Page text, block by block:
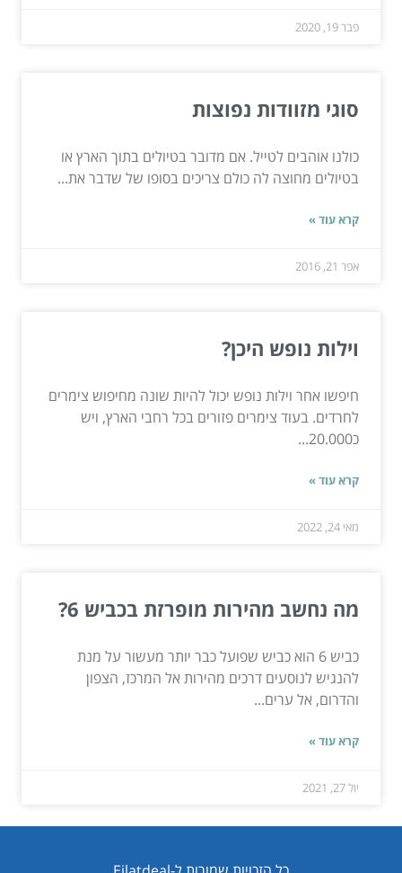
פבר 19, 2020
סוגי מזוודות נפוצות
כולנו אוהבים לטייל. אם מדובר בטיולים בתוך הארץ או
בטיולים מחוצה לה כולם צריכים בסופו של שדבר את...
קרא עוד »
אפר 21, 2016
וילות נופש היכן?
חיפשו אחר וילות נופש יכול להיות שונה מחיפוש צימרים
לחרדים. בעוד צימרים פזורים בכל רחבי הארץ, ויש
כ20.000...
קרא עוד »
מאי 24, 2022
מה נחשב מהירות מופרזת בכביש 6?
כביש 6 הוא כביש שפועל כבר יותר מעשור על מנת
להנגיש לנוסעים דרכים מהירות אל המרכז, הצפון
והדרום, אל ערים...
קרא עוד »
יול 27, 2021